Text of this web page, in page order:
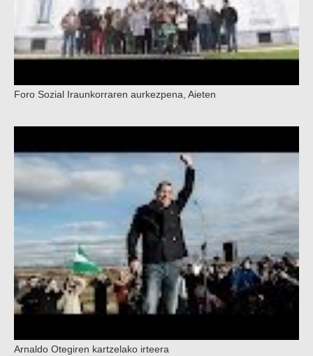
Foro Sozial Iraunkorraren aurkezpena, Aieten
Arnaldo Otegiren kartzelako irteera